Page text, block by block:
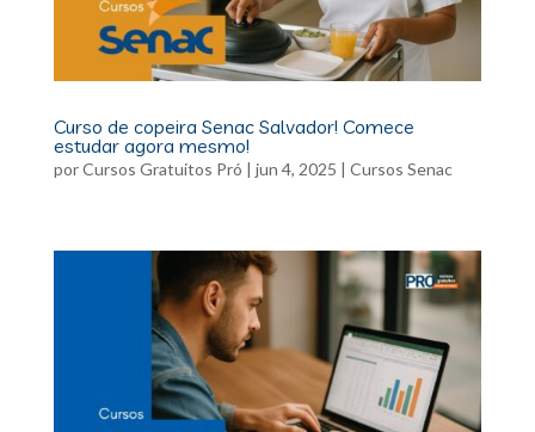
Curso de copeira Senac Salvador! Comece
estudar agora mesmo!
porCursos Gratuitos Pró | jun 4, 2025 | Cursos Senac